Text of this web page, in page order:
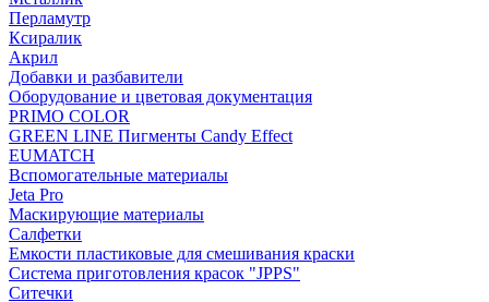
Перламутр
Ксиралик
Акрил
Добавки и разбавители
Оборудование и цветовая документация
PRIMO COLOR
GREEN LINE Пигменты Candy Effect
EUMATCH
Вспомогательные материалы
Jeta Pro
Маскирующие материалы
Салфетки
Емкости пластиковые для смешивания краски
Система приготовления красок "JPPS"
Ситечки